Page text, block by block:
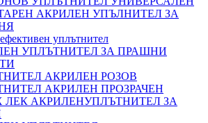
АКРИЛЕН УПЪЛНИТЕЛ ЗА
уплътнител
УПЛЪТНИТЕЛ ЗА ПРАШНИ
АКРИЛЕН РОЗОВ
АКРИЛЕН ПРОЗРАЧЕН
ЛЕК АКРИЛЕНУПЛЪТНИТЕЛ ЗА